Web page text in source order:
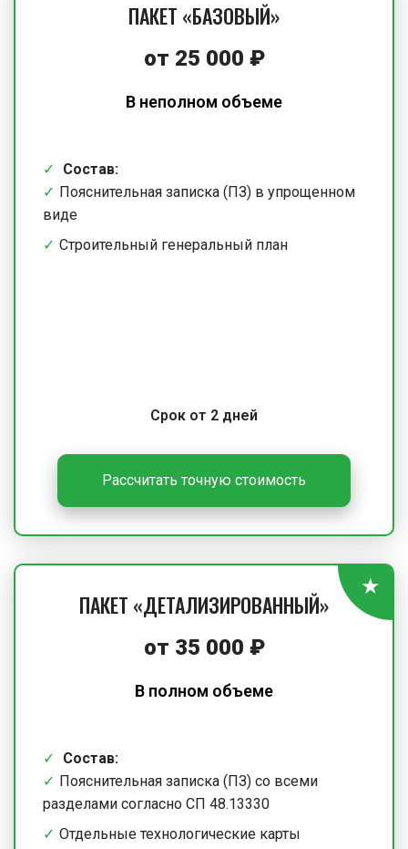
ПАКЕТ «БАЗОВЫЙ»
от 25 000 ₽
В неполном объеме
Состав:
Пояснительная записка (ПЗ) в упрощенном
виде
Строительный генеральный план
Срок от 2 дней
Рассчитать точную стоимость
ПАКЕТ «ДЕТАЛИЗИРОВАННЫЙ»
от 35 000 ₽
В полном объеме
Состав:
Пояснительная записка (ПЗ) со всеми
разделами согласно СП 48.13330
Отдельные технологические карты